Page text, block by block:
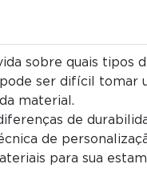
sobre quais tipos
ser difícil tomar
material.
de
de
para sua